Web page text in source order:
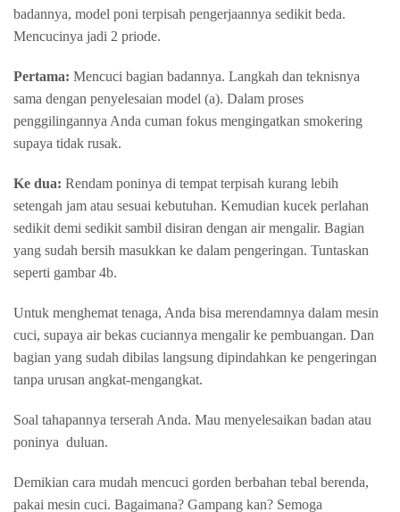
badannya, model poni terpisah pengerjaannya sedikit beda.
Mencucinya jadi 2 priode.
Pertama: Mencuci bagian badannya. Langkah dan teknisnya
sama dengan penyelesaian model (a). Dalam proses
penggilingannya Anda cuman fokus mengingatkan smokering
supaya tidak rusak.
Ke dua: Rendam poninya di tempat terpisah kurang lebih
setengah jam atau sesuai kebutuhan. Kemudian kucek perlahan
sedikit demi sedikit sambil disiran dengan air mengalir. Bagian
yang sudah bersih masukkan ke dalam pengeringan. Tuntaskan
seperti gambar 4b.
Untuk menghemat tenaga, Anda bisa merendamnya dalam mesin
cuci, supaya air bekas cuciannya mengalir ke pembuangan. Dan
bagian yang sudah dibilas langsung dipindahkan ke pengeringan
tanpa urusan angkat-mengangkat.
Soal tahapannya terserah Anda. Mau menyelesaikan badan atau
poninya duluan.
Demikian cara mudah mencuci gorden berbahan tebal berenda,
pakai mesin cuci. Bagaimana? Gampang kan? Semoga